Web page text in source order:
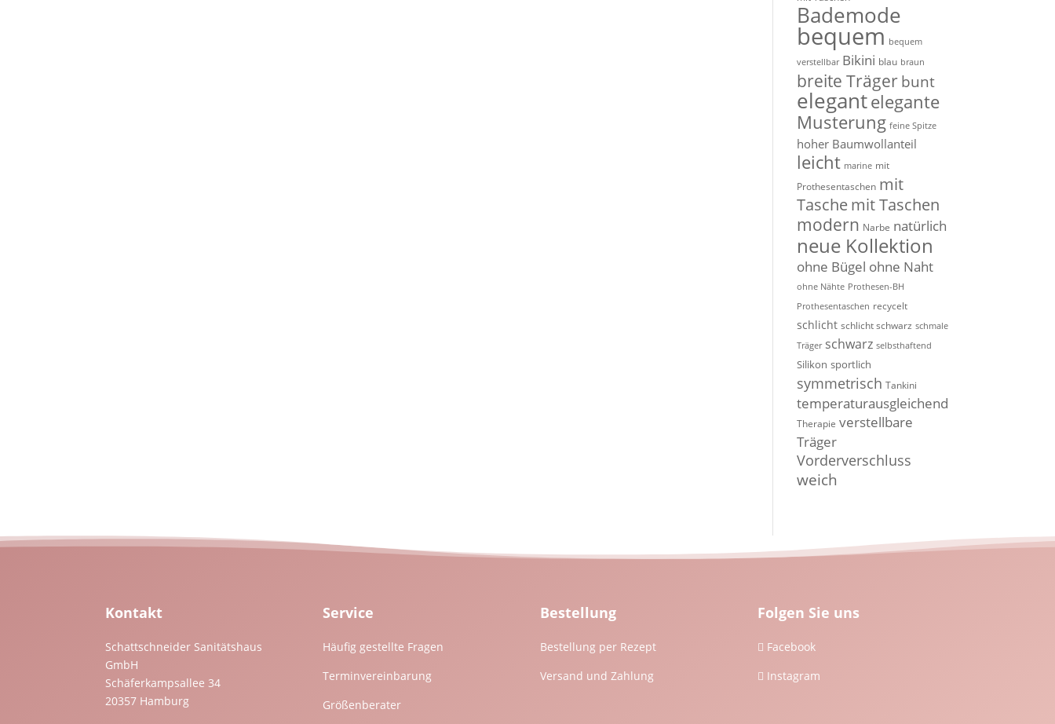
Bademode
bequem bequem
verstellbar Bikini blau braun
breite Trägerbunt
elegantelegante
Musterung feine Spitze
hoher Baumwollanteil
leicht marine mit
Prothesentaschen mit
Taschemit Taschen
modern Narbe natürlich
neue Kollektion
ohne Bügel ohne Naht
ohne Nähte Prothesen-BH
Prothesentaschen recycelt
schlicht schlicht schwarz schmale
Träger schwarz selbsthaftend
Silikon sportlich
symmetrisch Tankini
temperaturausgleichend
Therapie verstellbare
Träger
Vorderverschluss
weich
Kontakt
Schattschneider Sanitätshaus
GmbH
Schäferkampsallee 34
20357 Hamburg
Service
Häufig gestellte Fragen
Terminvereinbarung
Größenberater
Bestellung
Bestellung per Rezept
Versand und Zahlung
Folgen Sie uns
 Facebook
 Instagram